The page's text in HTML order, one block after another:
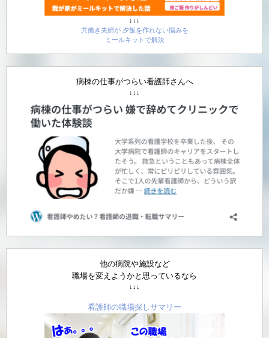
↓↓↓
共働き夫婦が 夕飯を作れない悩みを
ミールキットで解決
病棟の仕事がつらい看護師さんへ
↓↓↓
他の病院や施設など
職場を変えようかと思っているなら
↓↓↓
看護師の職場探しサマリー